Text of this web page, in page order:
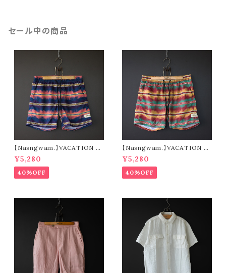
セール中の商品
【Nasngwam.】VACATION S
HORTS (navy)
¥5,280
40%OFF
【Nasngwam.】VACATION S
HORTS (green)
¥5,280
40%OFF